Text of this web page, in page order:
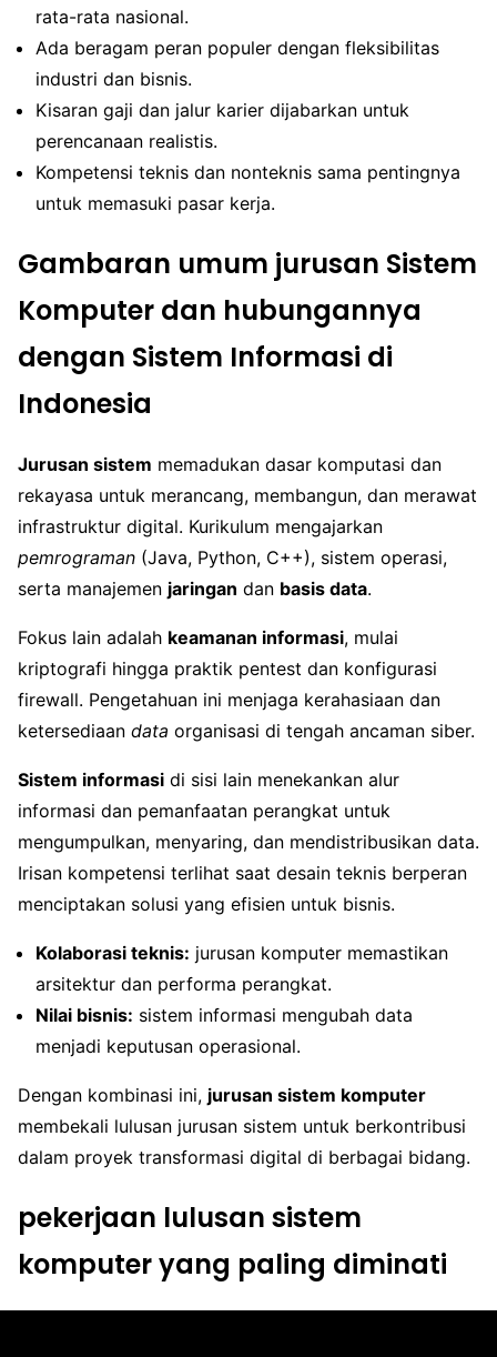
rata-rata nasional.
Ada beragam peran populer dengan fleksibilitas
industri dan bisnis.
Kisaran gaji dan jalur karier dijabarkan untuk
perencanaan realistis.
Kompetensi teknis dan nonteknis sama pentingnya
untuk memasuki pasar kerja.
Gambaran umum jurusan Sistem
Komputer dan hubungannya
dengan Sistem Informasi di
Indonesia
Jurusan sistem memadukan dasar komputasi dan
rekayasa untuk merancang, membangun, dan merawat
infrastruktur digital. Kurikulum mengajarkan
pemrograman (Java, Python, C++), sistem operasi,
serta manajemen jaringan dan basis data.
Fokus lain adalah keamanan informasi, mulai
kriptografi hingga praktik pentest dan konfigurasi
firewall. Pengetahuan ini menjaga kerahasiaan dan
ketersediaan data organisasi di tengah ancaman siber.
Sistem informasi di sisi lain menekankan alur
informasi dan pemanfaatan perangkat untuk
mengumpulkan, menyaring, dan mendistribusikan data.
Irisan kompetensi terlihat saat desain teknis berperan
menciptakan solusi yang efisien untuk bisnis.
Kolaborasi teknis: jurusan komputer memastikan
arsitektur dan performa perangkat.
Nilai bisnis: sistem informasi mengubah data
menjadi keputusan operasional.
Dengan kombinasi ini, jurusan sistem komputer
membekali lulusan jurusan sistem untuk berkontribusi
dalam proyek transformasi digital di berbagai bidang.
pekerjaan lulusan sistem
komputer yang paling diminati